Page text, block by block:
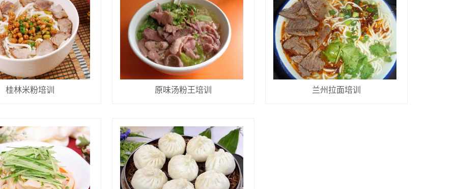
桂林米粉培训 原味汤粉王培训 兰州拉面培训